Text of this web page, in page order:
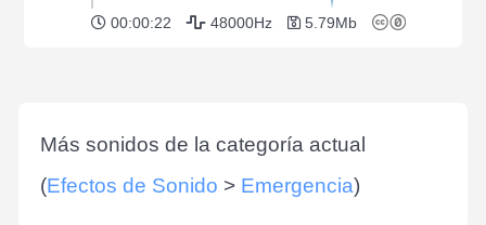
00:00:22 48000Hz 5.79Mb
Más sonidos de la categoría actual
(Efectos de Sonido > Emergencia)